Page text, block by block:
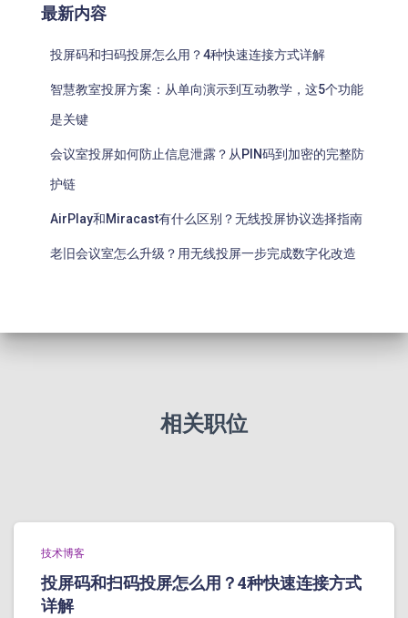
最新内容
投屏码和扫码投屏怎么用？4种快速连接方式详解
智慧教室投屏方案：从单向演示到互动教学，这5个功能
是关键
会议室投屏如何防止信息泄露？从PIN码到加密的完整防
护链
AirPlay和Miracast有什么区别？无线投屏协议选择指南
老旧会议室怎么升级？用无线投屏一步完成数字化改造
相关职位
技术博客
投屏码和扫码投屏怎么用？4种快速连接方式
详解